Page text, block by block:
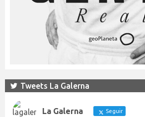
Tweets La Galerna
La Galerna Seguir